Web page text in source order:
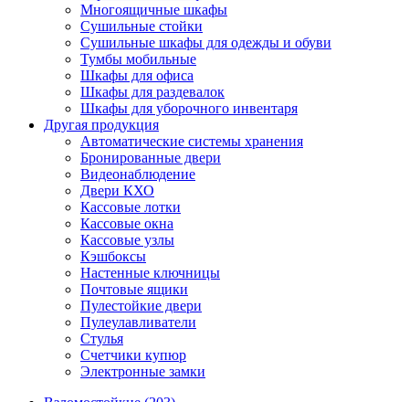
Многоящичные шкафы
Сушильные стойки
Сушильные шкафы для одежды и обуви
Тумбы мобильные
Шкафы для офиса
Шкафы для раздевалок
Шкафы для уборочного инвентаря
Другая продукция
Автоматические системы хранения
Бронированные двери
Видеонаблюдение
Двери КХО
Кассовые лотки
Кассовые окна
Кассовые узлы
Кэшбоксы
Настенные ключницы
Почтовые ящики
Пулестойкие двери
Пулеулавливатели
Стулья
Счетчики купюр
Электронные замки